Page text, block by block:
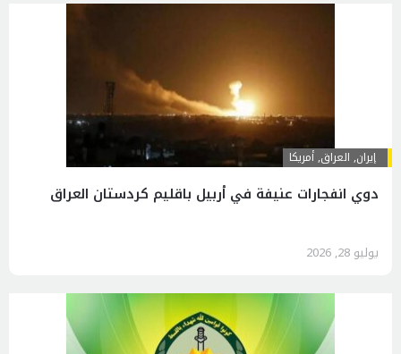
إيران, العراق,أمريكا
دوي انفجارات عنيفة في أربيل باقليم كردستان العراق
يوليو 28, 2026